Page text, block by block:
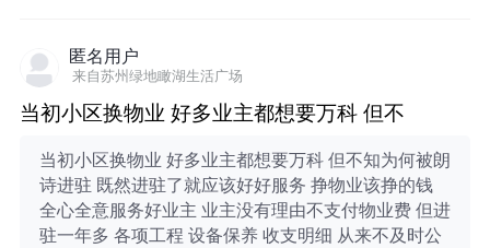
匿名用户
来自苏州绿地瞰湖生活广场
当初小区换物业 好多业主都想要万科 但不
当初小区换物业 好多业主都想要万科 但不知为何被朗
诗进驻 既然进驻了就应该好好服务 挣物业该挣的钱
全心全意服务好业主 业主没有理由不支付物业费 但进
驻一年多 各项工程 设备保养 收支明细 从来不及时公